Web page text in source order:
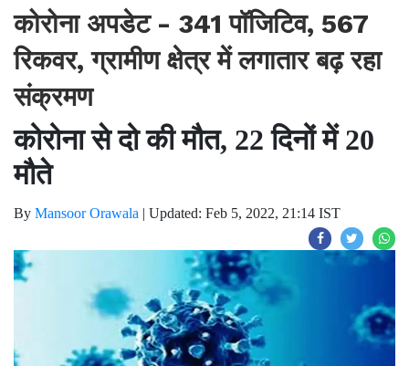
कोरोना अपडेट - 341 पॉजिटिव, 567
रिकवर, ग्रामीण क्षेत्र में लगातार बढ़ रहा
संक्रमण
कोरोना से दो की मौत, 22 दिनों में 20
मौते
By Mansoor Orawala | Updated: Feb 5, 2022, 21:14 IST